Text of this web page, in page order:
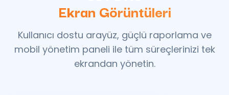
Ekran Görüntüleri
Kullanıcı dostu arayüz, güçlü raporlama ve
mobil yönetim paneli ile tüm süreçlerinizi tek
ekrandan yönetin.